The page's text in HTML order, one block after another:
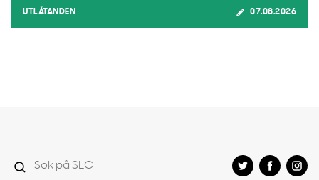
UTLÅTANDEN 07.08.2026